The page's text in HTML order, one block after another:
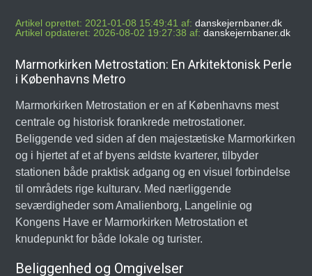
Artikel oprettet: 2021-01-08 15:49:41 af: danskejernbaner.dk
Artikel opdateret: 2026-08-02 19:27:38 af: danskejernbaner.dk
Marmorkirken Metrostation: En Arkitektonisk Perle
i Københavns Metro
Marmorkirken Metrostation er en af Københavns mest
centrale og historisk forankrede metrostationer.
Beliggende ved siden af den majestætiske Marmorkirken
og i hjertet af et af byens ældste kvarterer, tilbyder
stationen både praktisk adgang og en visuel forbindelse
til områdets rige kulturarv. Med nærliggende
seværdigheder som Amalienborg, Langelinie og
Kongens Have er Marmorkirken Metrostation et
knudepunkt for både lokale og turister.
Beliggenhed og Omgivelser